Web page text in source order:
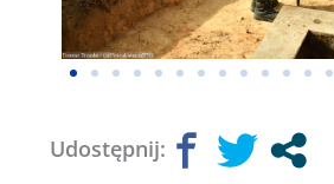
Udostępnij: